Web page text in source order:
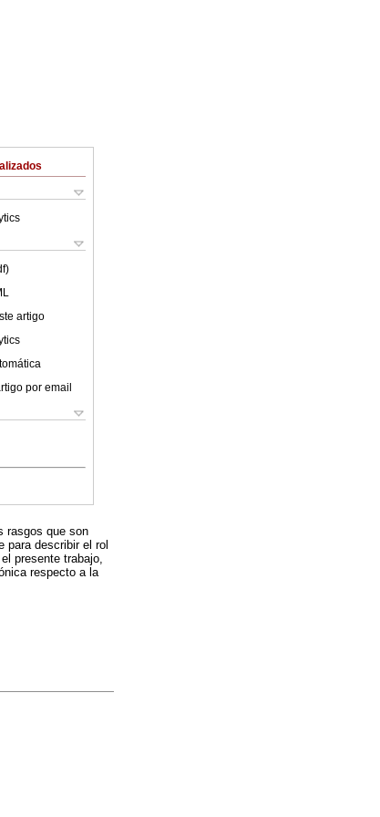
artigo
por email
rasgos que son
para describir el rol
presente trabajo,
respecto a la